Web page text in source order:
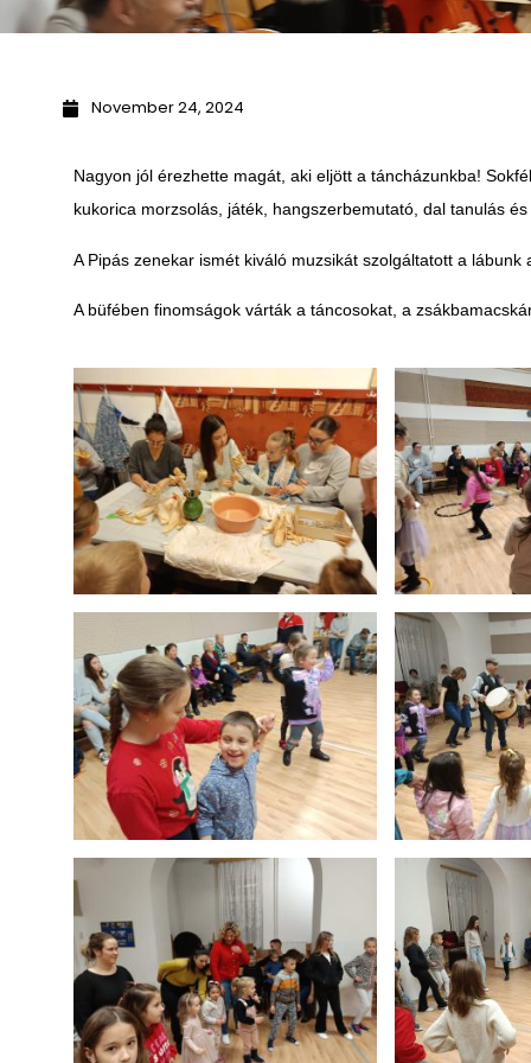
November 24, 2024
Nagyon jól érezhette magát, aki eljött a táncházunkba!
kukorica morzsolás, játék, hangszerbemutató, dal tanulás
A Pipás zenekar ismét kiváló muzsikát szolgáltatott a lábunk
A büfében finomságok várták a táncosokat, a